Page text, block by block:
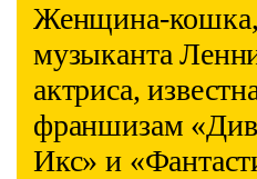
Женщина-
музыканта
актриса,
франшизам
Икс» и